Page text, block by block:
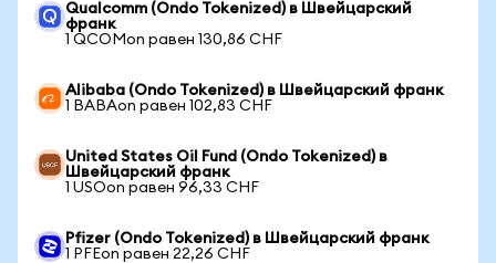
Qualcomm (Ondo Tokenized) в Швейцарский
франк
1 QCOMon равен 130,86 CHF
Alibaba (Ondo Tokenized) в Швейцарский франк
1 BABAon равен 102,83 CHF
United States Oil Fund (Ondo Tokenized) в
Швейцарский франк
1 USOon равен 96,33 CHF
Pfizer (Ondo Tokenized) в Швейцарский франк
1 PFEon равен 22,26 CHF